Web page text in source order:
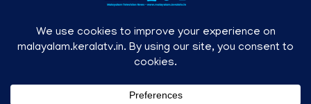
യൂട്യൂബ് ചാനല്‍ ഇവ ഉപയോഗപ്പെടുത്തി കഴിഞ്ഞുപോയ
മനോരമ മാക്സ് , സണ്‍ നെക്സ്റ്റ്, സോണി ലിവ് , നെറ്റ് ഫ്ലിക്സ്
തുടങ്ങിയ ഒടിടി ആപ്പുകള്‍ വഴിയുള്ള സിനിമ ഓണ്‍ലൈന്‍